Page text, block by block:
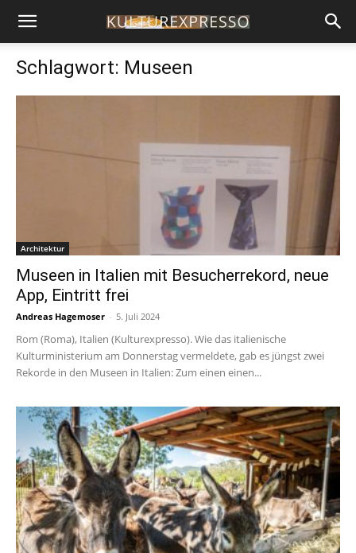
Schlagwort: Museen
Architektur
Museen in Italien mit Besucherrekord, neue
App, Eintritt frei
Andreas Hagemoser - 5. Juli 2024
Rom (Roma), Italien (Kulturexpresso). Wie das italienische
Kulturministerium am Donnerstag vermeldete, gab es jüngst zwei
Rekorde in den Museen in Italien: Zum einen einen...